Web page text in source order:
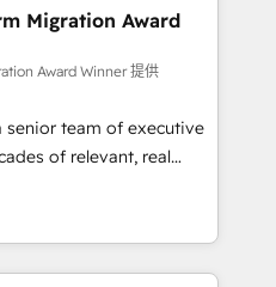
with an experienced
companies in
SaaS and
a customized
the value and
including a
Together, we
journey that sets your
Migration Award
Award Winner 提供
senior team of executive
of relevant, real
in HubSpot's
team brings over a
table, along with deep